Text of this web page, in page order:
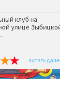
клуб на
улице
читать